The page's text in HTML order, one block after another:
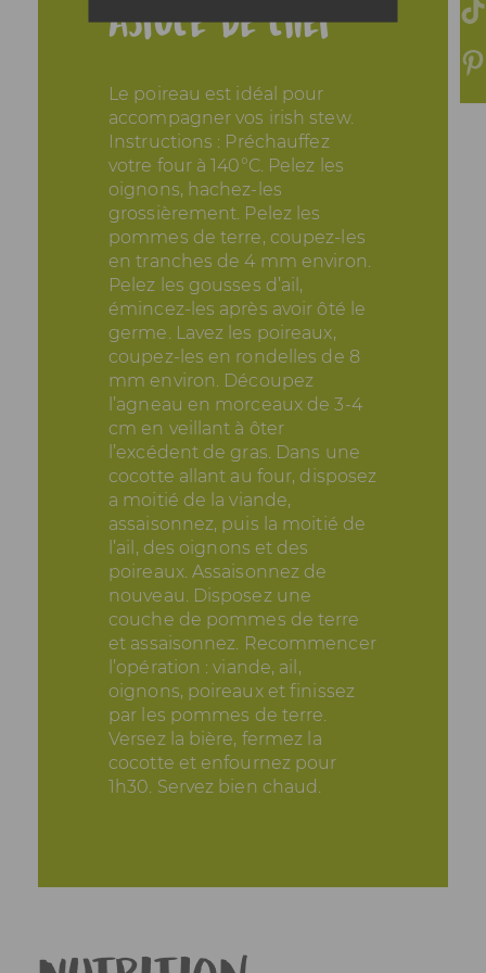
Astuce de chef
Le poireau est idéal pour
accompagner vos irish stew.
Instructions : Préchauffez
votre four à 140°C. Pelez les
oignons, hachez-les
grossièrement. Pelez les
pommes de terre, coupez-les
en tranches de 4 mm environ.
Pelez les gousses d’ail,
émincez-les après avoir ôté le
germe. Lavez les poireaux,
coupez-les en rondelles de 8
mm environ. Découpez
l’agneau en morceaux de 3-4
cm en veillant à ôter
l’excédent de gras. Dans une
cocotte allant au four, disposez
a moitié de la viande,
assaisonnez, puis la moitié de
l’ail, des oignons et des
poireaux. Assaisonnez de
nouveau. Disposez une
couche de pommes de terre
et assaisonnez. Recommencer
l’opération : viande, ail,
oignons, poireaux et finissez
par les pommes de terre.
Versez la bière, fermez la
cocotte et enfournez pour
1h30. Servez bien chaud.